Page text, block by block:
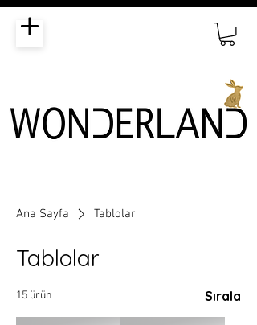
Ana Sayfa Tablolar
Tablolar
15 ürün Sırala